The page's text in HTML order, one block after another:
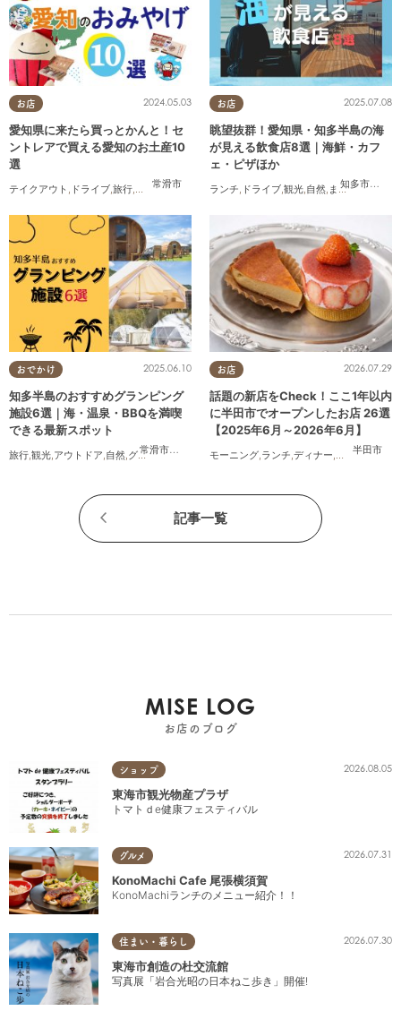
お店
常滑市
2024.05.03
愛知県に来たら買っとかんと！セ
ントレアで買える愛知のお土産10
選
テイクアウト , ドライブ,旅行,観光,家族,
お店
知多市
,常滑
2025.07.08
眺望抜群！愛知県・知多半島の海
が見える飲食店8選｜海鮮・カフ
ェ・ピザほか
ランチ, ドライブ,観光,自然, まちネタ 季節
おでかけ
常滑市
,美浜町 南知多町
2025.06.10
知多半島のおすすめグランピング
施設6選｜海・温泉・BBQを満喫
できる最新スポット
旅行 観光 アウトドア 自然 グランピング
お店
半田市
2026.07.29
話題の新店をCheck！ここ1年以内
に半田市でオープンしたお店 26選
【2025年6月～2026年6月】
モーニング ランチ ディナー アルコール
記事一覧
MISE LOG
お店のブログ
ショップ 2026.08.05
東海市観光物産プラザ
トマトｄe健康フェスティバル
グルメ 2026.07.31
KonoMachi Cafe 尾張横須賀
KonoMachiランチのメニュー紹介！！
住まい・暮らし 2026.07.30
東海市創造の杜交流館
写真展「岩合光昭の日本ねこ歩き」開催!